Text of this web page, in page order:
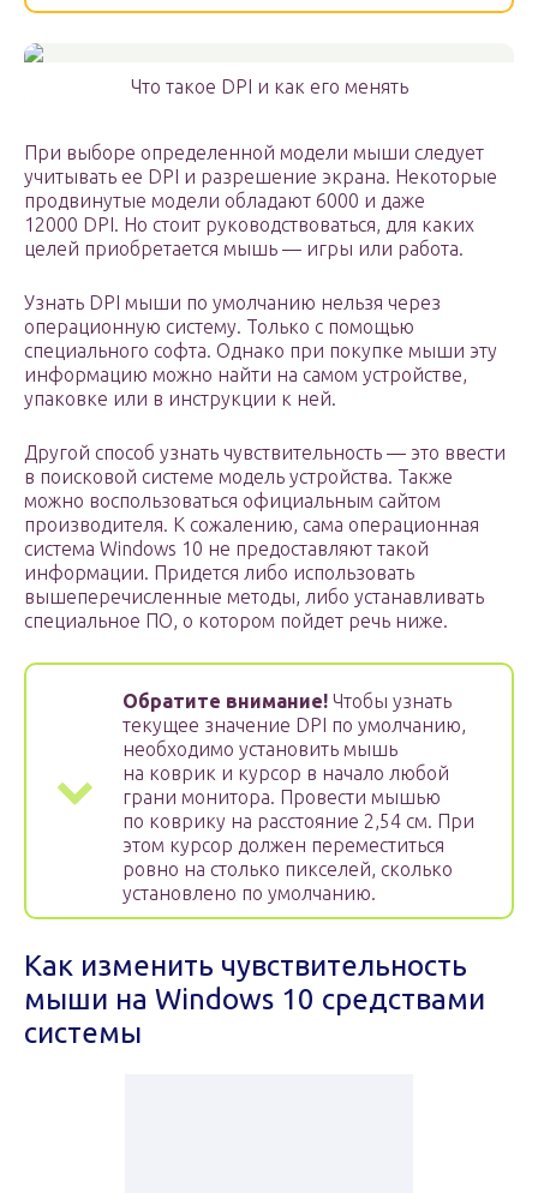
Что такое DPI и как его менять
При выборе определенной модели мыши следует
учитывать ее DPI и разрешение экрана. Некоторые
продвинутые модели обладают 6000 и даже
12000 DPI. Но стоит руководствоваться, для каких
целей приобретается мышь — игры или работа.
Узнать DPI мыши по умолчанию нельзя через
операционную систему. Только с помощью
специального софта. Однако при покупке мыши эту
информацию можно найти на самом устройстве,
упаковке или в инструкции к ней.
Другой способ узнать чувствительность — это ввести
в поисковой системе модель устройства. Также
можно воспользоваться официальным сайтом
производителя. К сожалению, сама операционная
система Windows 10 не предоставляют такой
информации. Придется либо использовать
вышеперечисленные методы, либо устанавливать
специальное ПО, о котором пойдет речь ниже.
Обратите внимание! Чтобы узнать
текущее значение DPI по умолчанию,
необходимо установить мышь
на коврик и курсор в начало любой
грани монитора. Провести мышью
по коврику на расстояние 2,54 см. При
этом курсор должен переместиться
ровно на столько пикселей, сколько
установлено по умолчанию.
Как изменить чувствительность
мыши на Windows 10 средствами
системы